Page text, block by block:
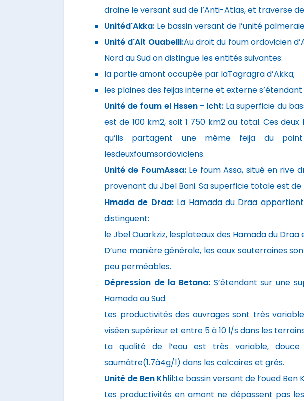
draine le versant sud de l’Anti-Atlas, et traverse
Unitéd'Akka: Le bassin versant de l’unité
Unité d'Ait Ouabelli:Au droit du foum ordovicien
Nord au Sud on distingue les entités suivantes:
la partie amont occupée par laTagragra d’Akka;
les plaines des feijas interne et externe
Unité de foum el Hssen - Icht: La superficie du
est de 100 km2, soit 1 750 km2 au total. Ces
qu’ils partagent une même feija du
lesdeuxfoumsordoviciens.
Unité de FoumAssa: Le foum Assa, situé en rive
provenant du Jbel Bani. Sa superficie totale est de
Hmada de Draa: La Hamada du Draa
distinguent:
le Jbel Ouarkziz, lesplateaux des Hamada du
D’une manière générale, les eaux souterraines
peu perméables.
Dépression de la Betana: S’étendant sur une
Hamada au Sud.
Les productivités des ouvrages sont très
viséen supérieur et entre 5 à 10 l/s dans les
La qualité de l’eau est très variable,
saumâtre(1.7à4g/l) dans les calcaires et grés.
Unité de Ben Khlil:Le bassin versant de l’oued Ben
Les productivités en amont ne dépassent pas